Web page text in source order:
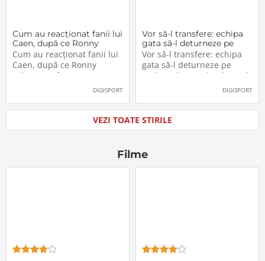
Cum au reacționat fanii lui
Caen, după ce Ronny
Labonne a fost prezentat
oficial la FCSB
Cum au reacționat fanii lui
Caen, după ce Ronny
Labonne a fost prezentat
DIGISPORT
Vor să-l transfere: echipa
gata să-l deturneze pe
Radu Drăgușin din drumul
către Juventus!
Vor să-l transfere: echipa
gata să-l deturneze pe
Radu Drăgușin din drumul
DIGISPORT
VEZI TOATE STIRILE
Filme